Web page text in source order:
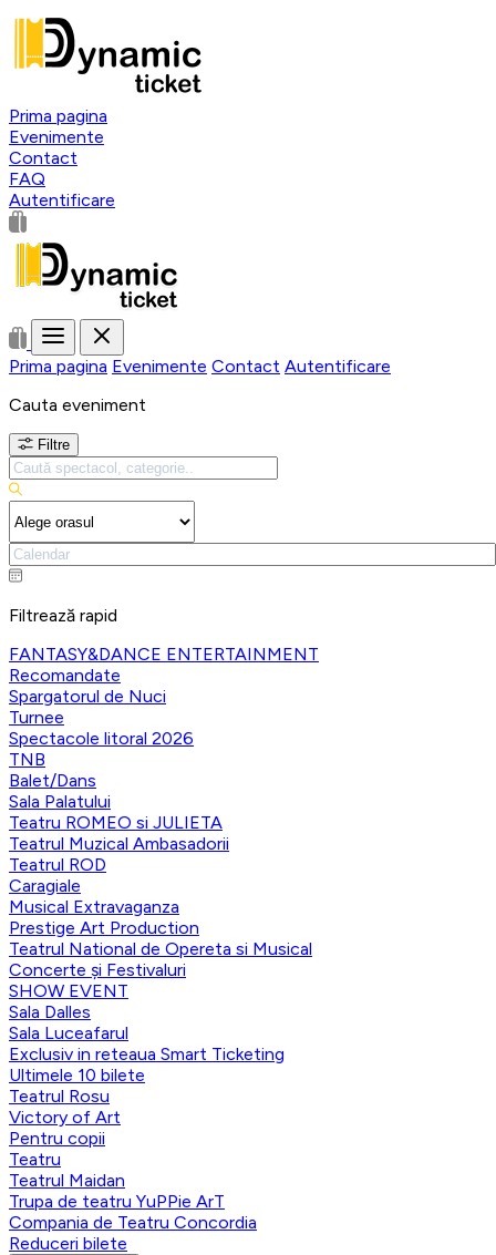
Prima pagina
Evenimente
Contact
FAQ
Autentificare
Prima pagina Evenimente Contact Autentificare
Cauta eveniment
Filtre
Filtrează rapid
FANTASY&DANCE ENTERTAINMENT
Recomandate
Spargatorul de Nuci
Turnee
Spectacole litoral 2026
TNB
Balet/Dans
Sala Palatului
Teatru ROMEO si JULIETA
Teatrul Muzical Ambasadorii
Teatrul ROD
Caragiale
Musical Extravaganza
Prestige Art Production
Teatrul National de Opereta si Musical
Concerte și Festivaluri
SHOW EVENT
Sala Dalles
Sala Luceafarul
Exclusiv in reteaua Smart Ticketing
Ultimele 10 bilete
Teatrul Rosu
Victory of Art
Pentru copii
Teatru
Teatrul Maidan
Trupa de teatru YuPPie ArT
Compania de Teatru Concordia
Reduceri bilete